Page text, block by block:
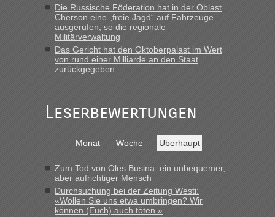
Die Russische Föderation hat in der Oblast
Cherson eine „freie Jagd“ auf Fahrzeuge
ausgerufen, so die regionale
Militärverwaltung
Das Gericht hat den Oktoberpalast im Wert
von rund einer Milliarde an den Staat
zurückgegeben
Leserbewertungen
Monat Woche Überhaupt
Zum Tod von Oles Busina: ein unbequemer,
aber aufrichtiger Mensch
Durchsuchung bei der Zeitung Westi:
«Wollen Sie uns etwa umbringen? Wir
können (Euch) auch töten.»